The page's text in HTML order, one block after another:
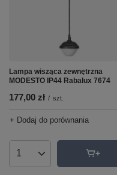
Lampa wisząca zewnętrzna
MODESTO IP44 Rabalux 7674
177,00 zł / szt.
+ Dodaj do porównania
Ilość produktów